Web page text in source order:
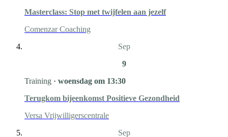
Masterclass: Stop met twijfelen aan jezelf
Comenzar Coaching
Sep
9
Training · woensdag om 13:30
Terugkom bijeenkomst Positieve Gezondheid
Versa Vrijwilligerscentrale
Sep